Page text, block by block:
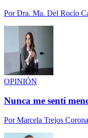
PorDra. Ma. Del Rocío
OPINIÓN
Nunca me sentí
PorMarcela Trejos